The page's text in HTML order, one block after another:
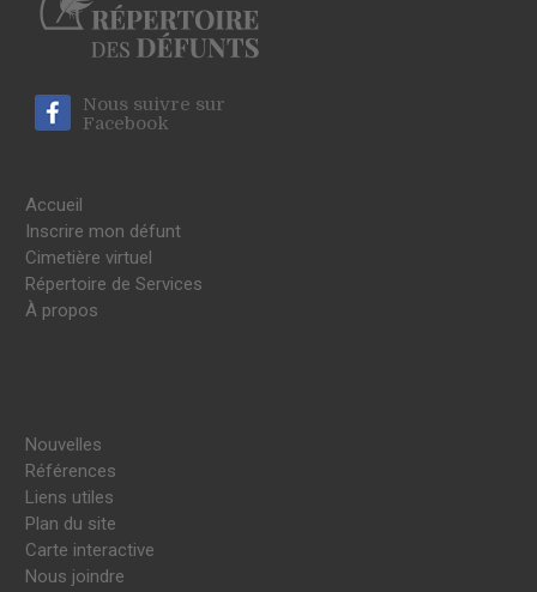
Nous suivre sur
Facebook
Accueil
Inscrire mon défunt
Cimetière virtuel
Répertoire de Services
À propos
Nouvelles
Références
Liens utiles
Plan du site
Carte interactive
Nous joindre